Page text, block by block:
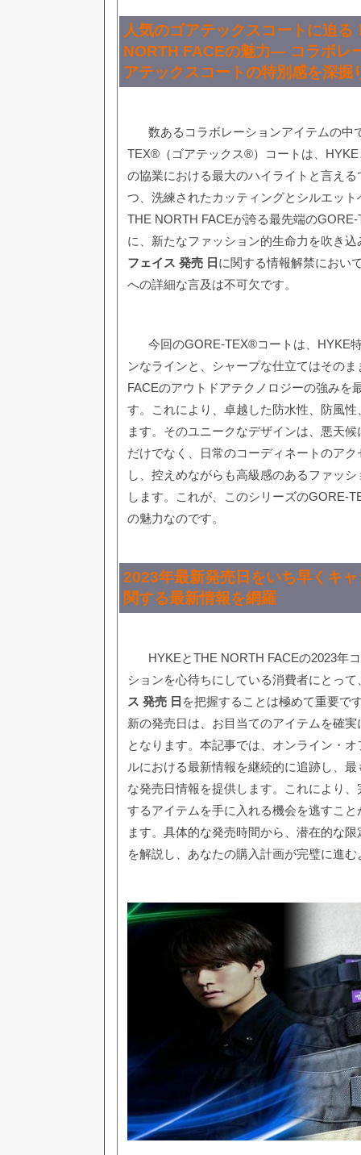
人気のゴアテックスコートに迫る
NORTH FACEの魅力— コラボレ
アテックスコートの特別感を深掘
数あるコラボレーションアイテムの中
TEX®（ゴアテックス®）コートは、
の協業における最大のハイライトと言え
つ、洗練されたカッティングとシルエッ
THE NORTH FACEが誇る最先端の
に、新たなファッション的生命力を吹き込
フェイス 発売 日 に関する情報解禁におい
への詳細な言及は不可欠です。
今回のGORE-TEX®コートは、HYKE
ンなラインと、シャープな仕立てはその
FACEのアウトドアテクノロジーの強みを
す。これにより、卓越した防水性、防風
ます。そのユニークなデザインは、悪天
だけでなく、日常のコーディネートのア
し、控えめながらも高級感のあるファッ
します。これが、このシリーズのGORE-
の魅力なのです。
2023年最新発売日をいち早くキ
関する最新情報を網羅
HYKEとTHE NORTH FACEの2023年
ションを心待ちにしている消費者にとって
ス 発売 日 を把握することは極めて重要で
新の発売日は、お目当てのアイテムを確
となります。本記事では、オンライン・
ルにおける最新情報を継続的に追跡し、
な発売日情報を提供します。これにより
するアイテムを手に入れる機会を逃すこ
ます。具体的な発売時間から、潜在的な
を解説し、あなたの購入計画が完璧に進